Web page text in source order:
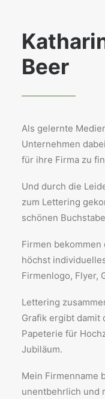
Beer
Als gelernte
Unternehmen
für ihre Firma zu
Und durch die
zum Lettering
schönen
Firmen
höchst
Firmenlogo, Flyer,
Lettering
Grafik ergibt damit
Papeterie für
Jubiläum.
Mein Firmenname
unentbehrlich und